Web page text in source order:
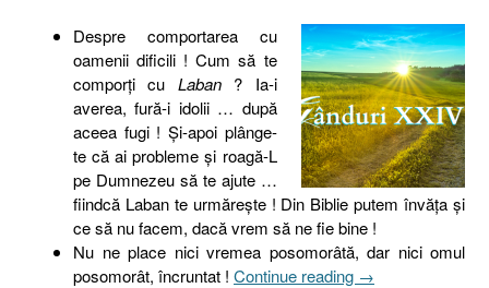
Despre comportarea cu
oamenii dificili ! Cum să te
comporţi cu Laban? Ia-i
averea, fură-i idolii … după
aceea fugi ! Şi-apoi plânge-
te că ai probleme şi roagă-L
pe Dumnezeu să te ajute …
fiindcă Laban te urmăreşte ! Din Biblie putem învăţa şi
ce să nu facem, dacă vrem să ne fie bine !
Nu ne place nici vremea posomorâtă, dar nici omul
posomorât, încruntat ! Continue reading „Gânduri
→